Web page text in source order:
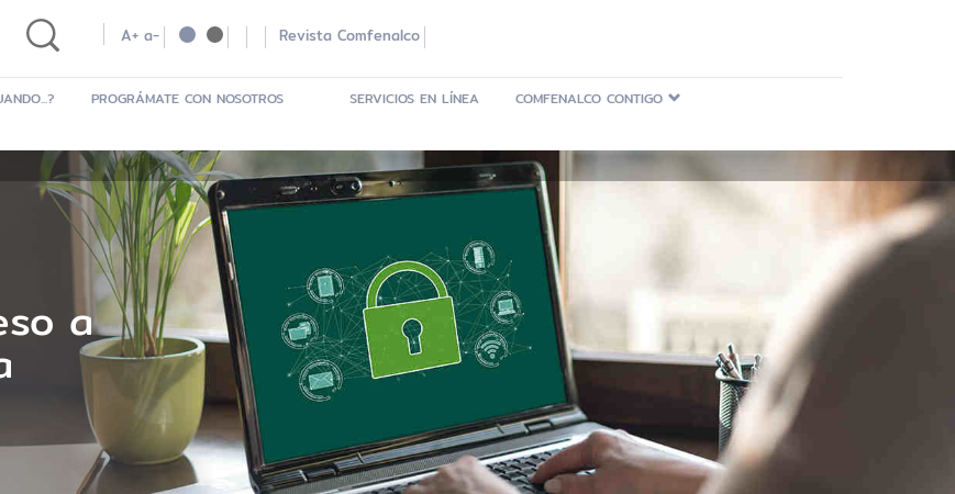
A+ a- Revista Comfenalco
PROGRÁMATE CON NOSOTROS SERVICIOS EN LÍNEA COMFENALCO CONTIGO
a